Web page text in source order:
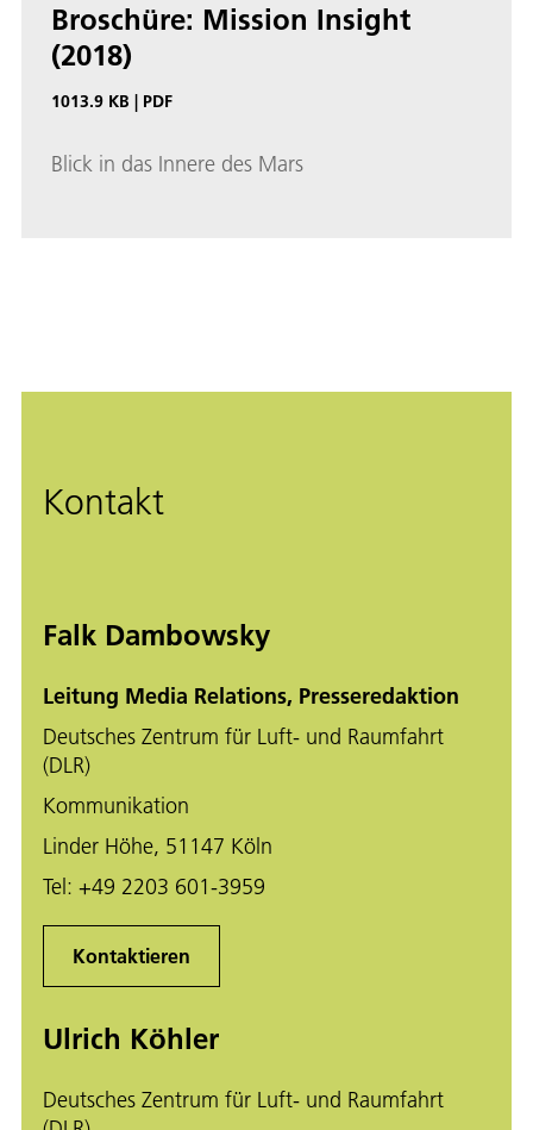
Broschüre: Mission Insight
(2018)
1013.9 KB | PDF
Blick in das Innere des Mars
Kontakt
Falk Dambowsky
Leitung Media Relations, Presseredaktion
Deutsches Zentrum für Luft- und Raumfahrt
(DLR)
Kommunikation
Linder Höhe, 51147 Köln
Tel: +49 2203 601-3959
Kontaktieren
Ulrich Köhler
Deutsches Zentrum für Luft- und Raumfahrt